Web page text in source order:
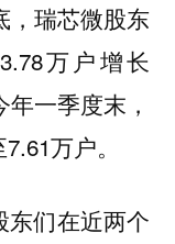
，瑞芯微股东
万户增长
一季度末，
万户。
东们在近两个